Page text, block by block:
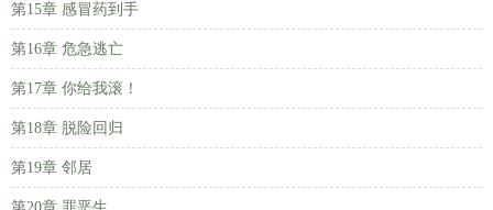
第15章 感冒药到手
第16章 危急逃亡
第17章 你给我滚！
第18章 脱险回归
第19章 邻居